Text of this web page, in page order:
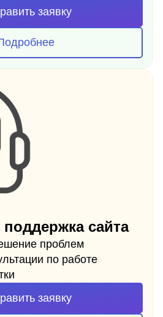
заявку
поддержка сайта
проблем
по работе
Отправить заявку